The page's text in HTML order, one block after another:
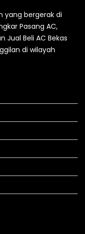
yang bergerak di
Pasang AC,
Jual Beli AC Bekas
di wilayah